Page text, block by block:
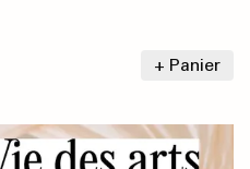
+ Panier